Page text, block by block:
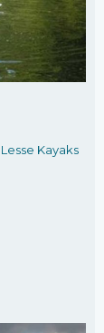
Kayaks